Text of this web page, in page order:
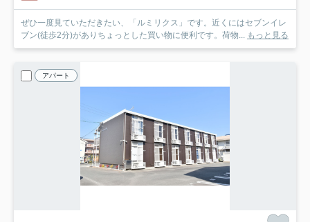
ぜひ一度見ていただきたい、「ルミリクス」です。近くにはセブンイレ
ブン(徒歩2分)がありちょっとした買い物に便利です。荷物... もっと見る
アパート